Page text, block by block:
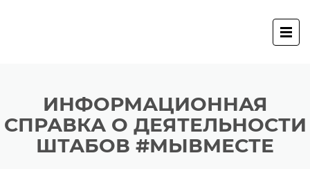
ИНФОРМАЦИОННАЯ
СПРАВКА О ДЕЯТЕЛЬНОСТИ
ШТАБОВ #МЫВМЕСТЕ